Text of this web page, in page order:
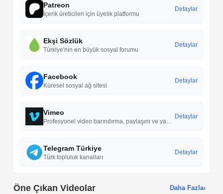
Patreon
İçerik üreticileri için üyelik platformu
Detaylar
Ekşi Sözlük
Türkiye'nin en büyük sosyal forumu
Detaylar
Facebook
Küresel sosyal ağ sitesi
Detaylar
Vimeo Detaylar
Telegram Türkiye
Türk topluluk kanalları
Detaylar
Öne Çıkan Videolar Daha Fazla›